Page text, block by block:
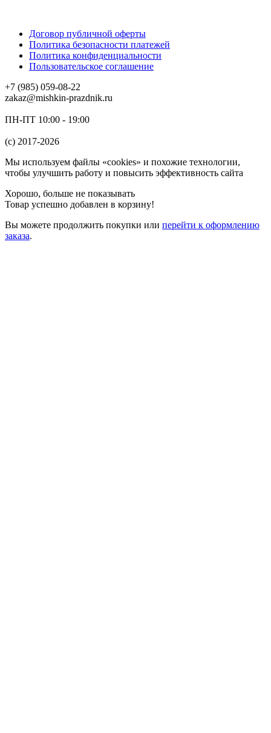
Договор публичной оферты
Политика безопасности платежей
Политика конфиденциальности
Пользовательское соглашение
+7 (985) 059-08-22
zakaz@mishkin-prazdnik.ru
ПН-ПТ 10:00 - 19:00
(c) 2017-2026
Мы используем файлы «cookies» и похожие технологии,
чтобы улучшить работу и повысить эффективность сайта
Хорошо, больше не показывать
Товар успешно добавлен в корзину!
Вы можете продолжить покупки или перейти к оформлению
заказа.